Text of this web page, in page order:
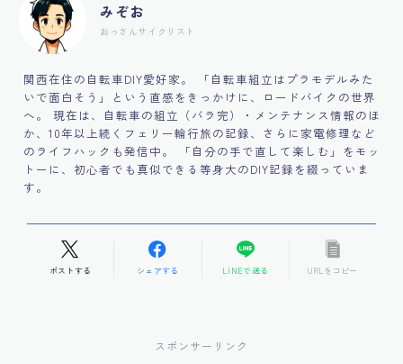
みぞお
おっさんサイクリスト
関西在住の自転車DIY愛好家。 「自転車組立はプラモデルみた
いで面白そう」という直感をきっかけに、ロードバイクの世界
へ。 現在は、自転車の組立（バラ完）・メンテナンス情報のほ
か、10年以上続くフェリー輪行旅の記録、さらに家電修理など
のライフハックも発信中。 「自分の手で直して楽しむ」をモッ
トーに、初心者でも真似できる等身大のDIY記録を綴っていま
す。
ポストする シェアする LINEで送る URLをコピー
スポンサーリンク